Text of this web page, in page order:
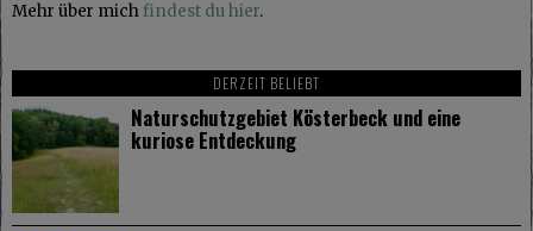
Mehr über michfindest du hier.
DERZEIT BELIEBT
Naturschutzgebiet Kösterbeck und eine
kuriose Entdeckung